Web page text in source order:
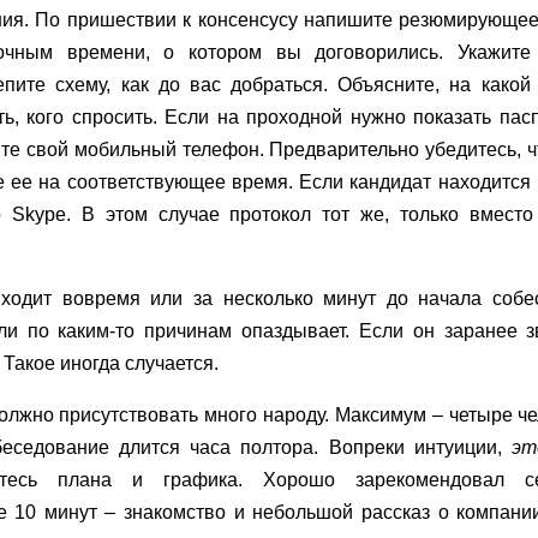
По пришествии к консенсусу напишите
времени, о котором вы договорились.
схему, как до вас добраться. Объясните, на
кого спросить. Если на проходной нужно показать
свой мобильный телефон. Предварительно убедитесь,
ее на соответствующее время. Если кандидат
Skype. В этом случае протокол тот же, только
вовремя или за несколько минут до начала
по каким-то причинам опаздывает. Если он заранее
иногда случается.
присутствовать много народу. Максимум – четыре
длится часа полтора. Вопреки интуиции,
плана и графика. Хорошо зарекомендовал
10 минут – знакомство и небольшой рассказ о